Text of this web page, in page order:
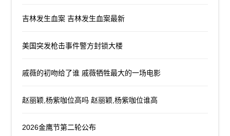
吉林发生血案 吉林发生血案最新
美国突发枪击事件警方封锁大楼
戚薇的初吻给了谁 戚薇牺牲最大的一场电影
赵丽颖,杨紫咖位高吗 赵丽颖,杨紫咖位谁高
2026金鹰节第二轮公布